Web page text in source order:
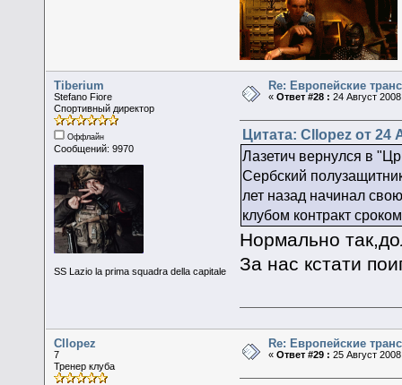
Tiberium
Stefano Fiore
Спортивный директор
Оффлайн
Сообщений: 9970
SS Lazio la prima squadra della capitale
Re: Европейские
«Ответ #28 : 24 Август
Цитата: Cllopez от 24
Лазетич вернулся в
Сербский
лет назад начинал
клубом контракт
Нормально
За нас кстати
Cllopez
7
Тренер клуба
Re: Европейские
«Ответ #29 : 25 Август